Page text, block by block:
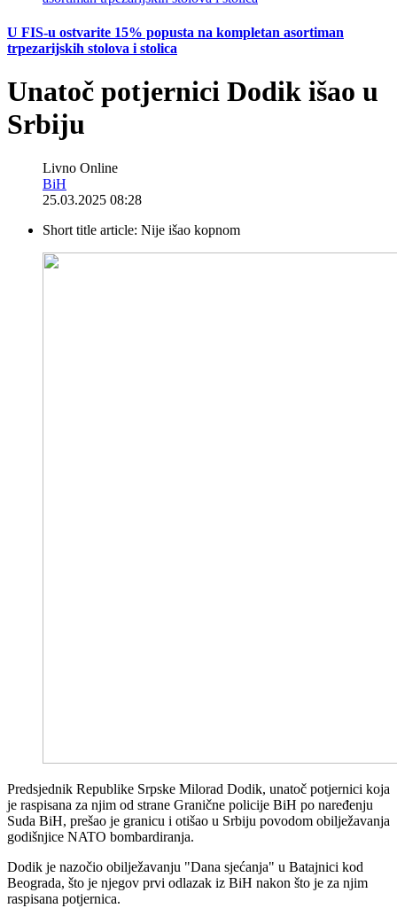
U FIS-u ostvarite 15% popusta na kompletan asortiman
trpezarijskih stolova i stolica
Unatoč potjernici Dodik išao u
Srbiju
Livno Online
BiH
25.03.2025 08:28
Short title article: Nije išao kopnom
Predsjednik Republike Srpske Milorad Dodik, unatoč potjernici koja
je raspisana za njim od strane Granične policije BiH po naređenju
Suda BiH, prešao je granicu i otišao u Srbiju povodom obilježavanja
godišnjice NATO bombardiranja.
Dodik je nazočio obilježavanju "Dana sjećanja" u Batajnici kod
Beograda, što je njegov prvi odlazak iz BiH nakon što je za njim
raspisana potjernica.